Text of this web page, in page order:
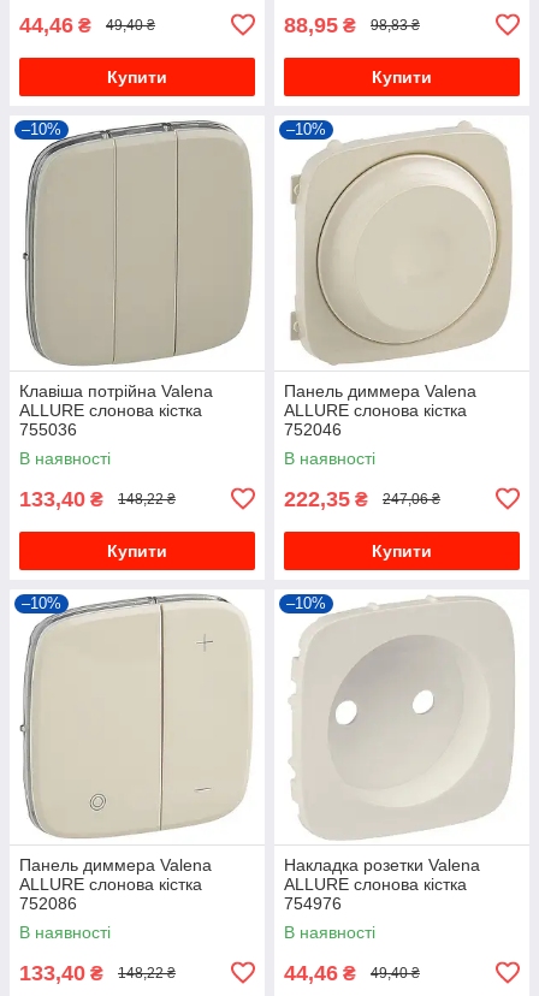
44,46 ₴ 49,40 ₴
Купити
88,95 ₴ 98,83 ₴
Купити
–10%
Клавіша потрійна Valena
ALLURE слонова кістка
755036
В наявності
133,40 ₴ 148,22 ₴
Купити
–10%
Панель диммера Valena
ALLURE слонова кістка
752046
В наявності
222,35 ₴ 247,06 ₴
Купити
–10%
Панель диммера Valena
ALLURE слонова кістка
752086
В наявності
133,40 ₴ 148,22 ₴
–10%
Накладка розетки Valena
ALLURE слонова кістка
754976
В наявності
44,46 ₴ 49,40 ₴